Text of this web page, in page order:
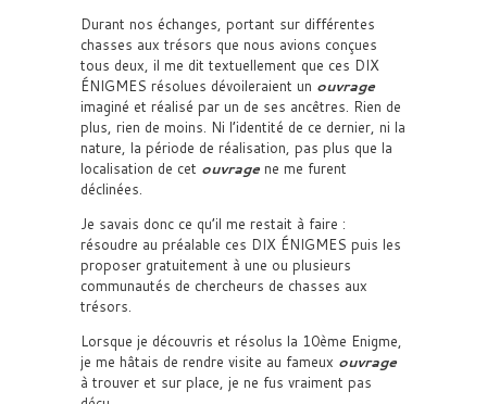
Durant nos échanges, portant sur différentes
chasses aux trésors que nous avions conçues
tous deux, il me dit textuellement que ces DIX
ÉNIGMES résolues dévoileraient un ouvrage
imaginé et réalisé par un de ses ancêtres. Rien de
plus, rien de moins. Ni l’identité de ce dernier, ni la
nature, la période de réalisation, pas plus que la
localisation de cet ouvragene me furent
déclinées.
Je savais donc ce qu’il me restait à faire :
résoudre au préalable ces DIX ÉNIGMES puis les
proposer gratuitement à une ou plusieurs
communautés de chercheurs de chasses aux
trésors.
Lorsque je découvris et résolus la 10ème Enigme,
je me hâtais de rendre visite au fameux ouvrage
à trouver et sur place, je ne fus vraiment pas